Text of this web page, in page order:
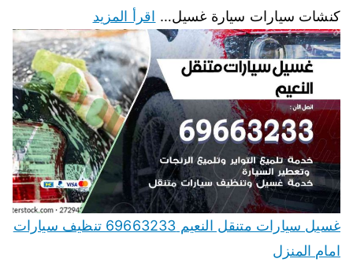
كنشات سيارات سيارة غسيل… اقرأ المزيد
غسيل سيارات متنقل النعيم 69663233 تنظيف سيارات
امام المنزل